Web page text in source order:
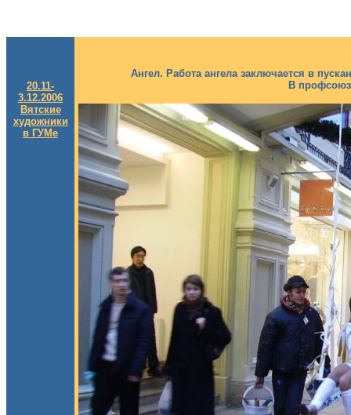
20.11-
3.12.2006
Вятские
художники
в ГУМе
Ангел. Работа ангела заключается в
В